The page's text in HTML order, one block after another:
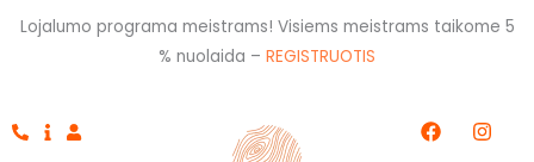
Pereiti
Lojalumo programa meistrams! Visiems meistrams taikome 5
% nuolaida – REGISTRUOTIS
F
a
I
n